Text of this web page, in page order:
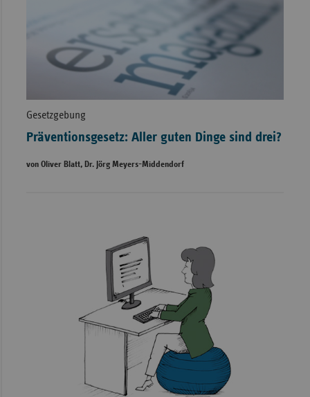
Gesetzgebung
Präventionsgesetz: Aller guten Dinge sind drei?
von Oliver Blatt, Dr. Jörg Meyers-Middendorf